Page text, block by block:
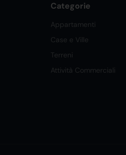
Categorie
Appartamenti
Case e Ville
Terreni
Attività Commerciali